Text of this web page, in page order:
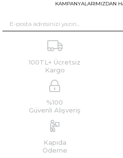
KAMPANYALARIMIZDAN
100TL+ Ücretsiz
Kargo
%100
Güvenli Alışveriş
Kapıda
Ödeme